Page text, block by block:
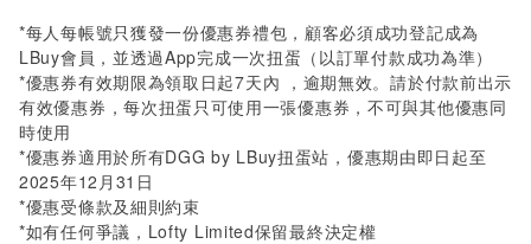
*每人每帳號只獲發一份優惠券禮包，顧客必須成功登記成為
LBuy會員，並透過App完成一次扭蛋（以訂單付款成功為準）
*優惠券有效期限為領取日起7天內 ，逾期無效。請於付款前出示
有效優惠券，每次扭蛋只可使用一張優惠券，不可與其他優惠同
時使用
*優惠券適用於所有DGG by LBuy扭蛋站，優惠期由即日起至
2025年12 月 31 日
*優惠受條款及細則約束
*如有任何爭議， Lofty Limited保留最終決定權